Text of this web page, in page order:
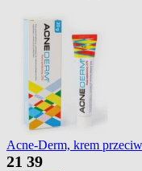
Acne-Derm, krem
21 39